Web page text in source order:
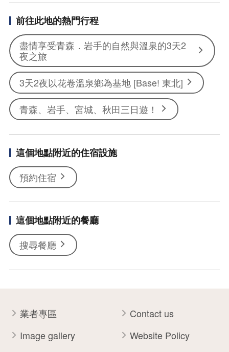
前往此地的熱門行程
盡情享受青森．岩手的自然與溫泉的3天2
夜之旅
3天2夜以花卷溫泉鄉為基地 [Base! 東北]
青森、岩手、宮城、秋田三日遊！
這個地點附近的住宿設施
預約住宿
這個地點附近的餐廳
搜尋餐廳
業者專區
Contact us
Image gallery
Website Policy